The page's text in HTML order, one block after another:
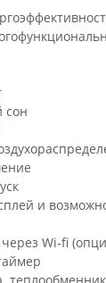
сон
и
Wi-fi